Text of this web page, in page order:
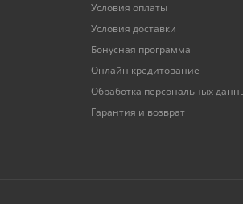
Условия оплаты
Условия доставки
Бонусная программа
Онлайн кредитование
Обработка персональных
Гарантия и возврат